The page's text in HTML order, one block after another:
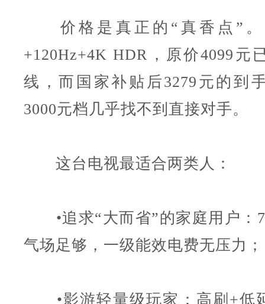
价格是真正的“真香点”。
+120Hz+4K HDR，原价4099元
线，而国家补贴后3279元的到
3000元档几乎找不到直接对手。
这台电视最适合两类人：
•追求“大而省”的家庭用户：
气场足够，一级能效电费无压力；
•影游轻量级玩家：高刷+低